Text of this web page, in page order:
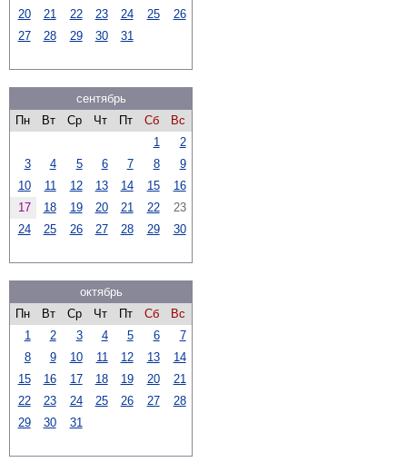
20
21 22 23 24 25
26
27
28 29 30 31
сентябрь
Пн
Вт Ср Чт Пт Сб
Вс
1
2
3
4 5 6 7 8
9
10
11 12 13 14 15
16
17
18 19 20 21 22
23
24
25 26 27 28 29 30
октябрь
Пн
Вт Ср Чт Пт Сб
Вс
1
2 3 4 5 6
7
8
9 10 11 12 13
14
15
16 17 18 19 20
21
22
23 24 25 26 27
28
29
30 31